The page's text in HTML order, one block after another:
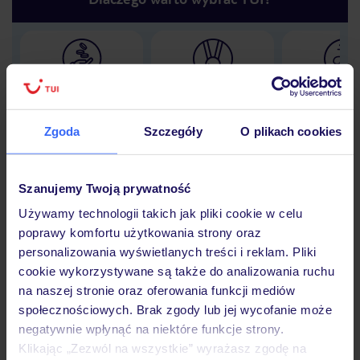
Zgoda Szczegóły O plikach cookies
Szanujemy Twoją prywatność
Używamy technologii takich jak pliki cookie w celu
poprawy komfortu użytkowania strony oraz
personalizowania wyświetlanych treści i reklam. Pliki
cookie wykorzystywane są także do analizowania ruchu
na naszej stronie oraz oferowania funkcji mediów
społecznościowych. Brak zgody lub jej wycofanie może
negatywnie wpłynąć na niektóre funkcje strony.
Klikając „Zezwól na wszystkie” wyrażasz zgodę na
Lider niskich cen 30 lat w
Hotel
Opinie
Pokoje